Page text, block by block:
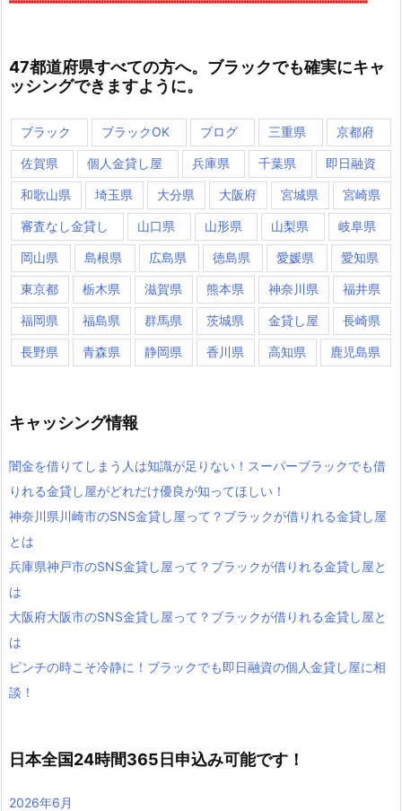
47都道府県すべての方へ。ブラックでも確実にキャ
ッシングできますように。
ブラック ブラックOK ブログ 三重県 京都府
佐賀県 個人金貸し屋 兵庫県 千葉県 即日融資
和歌山県 埼玉県 大分県 大阪府 宮城県 宮崎県
審査なし金貸し 山口県 山形県 山梨県 岐阜県
岡山県 島根県 広島県 徳島県 愛媛県 愛知県
東京都 栃木県 滋賀県 熊本県 神奈川県 福井県
福岡県 福島県 群馬県 茨城県 金貸し屋 長崎県
長野県 青森県 静岡県 香川県 高知県 鹿児島県
キャッシング情報
闇金を借りてしまう人は知識が足りない！スーパーブラックでも借
りれる金貸し屋がどれだけ優良が知ってほしい！
神奈川県川崎市のSNS金貸し屋って？ブラックが借りれる金貸し屋
とは
兵庫県神戸市のSNS金貸し屋って？ブラックが借りれる金貸し屋と
は
大阪府大阪市のSNS金貸し屋って？ブラックが借りれる金貸し屋と
は
ピンチの時こそ冷静に！ブラックでも即日融資の個人金貸し屋に相
談！
日本全国24時間365日申込み可能です！
2026年6月